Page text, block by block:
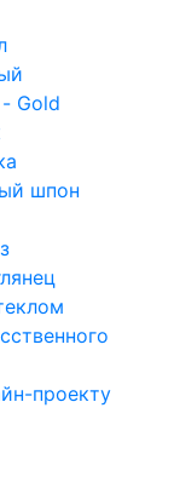
Gold
шпон
проекту